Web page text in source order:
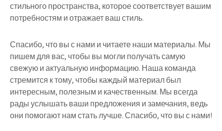
стильного пространства, которое соответствует вашим
потребностям и отражает ваш стиль.
Спасибо, что вы с нами и читаете наши материалы. Мы
пишем для вас, чтобы вы могли получать самую
свежую и актуальную информацию. Наша команда
стремится к тому, чтобы каждый материал был
интересным, полезным и качественным. Мы всегда
рады услышать ваши предложения и замечания, ведь
они помогают нам стать лучше. Спасибо, что вы с нами!